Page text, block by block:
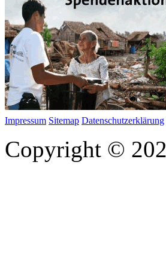
Impressum Sitemap Datenschutzerklärung
Copyright ©